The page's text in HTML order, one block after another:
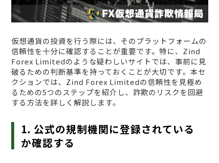
仮想通貨の投資を行う際には、そのプラットフォームの
信頼性を十分に確認することが重要です。特に、Zind
Forex Limitedのような疑わしいサイトでは、事前に見
破るための判断基準を持っておくことが大切です。本セ
クションでは、Zind Forex Limitedの信頼性を見極め
るための5つのステップを紹介し、詐欺のリスクを回避
する方法を詳しく解説します。
1. 公式の規制機関に登録されている
か確認する